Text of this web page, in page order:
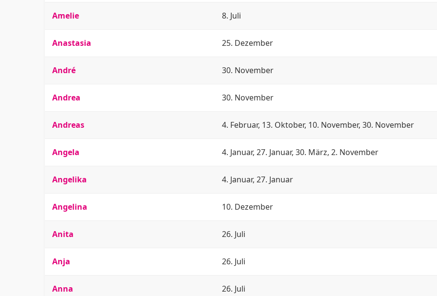
Amelie 8. Juli
Anastasia 25. Dezember
André 30. November
Andrea 30. November
Andreas 4. Februar, 13. Oktober, 10. November, 30. November
Angela 4. Januar, 27. Januar, 30. März, 2. November
Angelika 4. Januar, 27. Januar
Angelina 10. Dezember
Anita 26. Juli
Anja 26. Juli
Anna 26. Juli